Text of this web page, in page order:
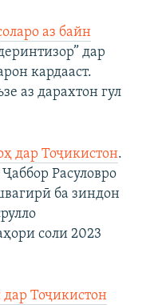
аз байн
дар
кардааст.
аз дарахтон гул
дар Тоҷикистон.
Расуловро
ба зиндон
соли 2023
Тоҷикистон